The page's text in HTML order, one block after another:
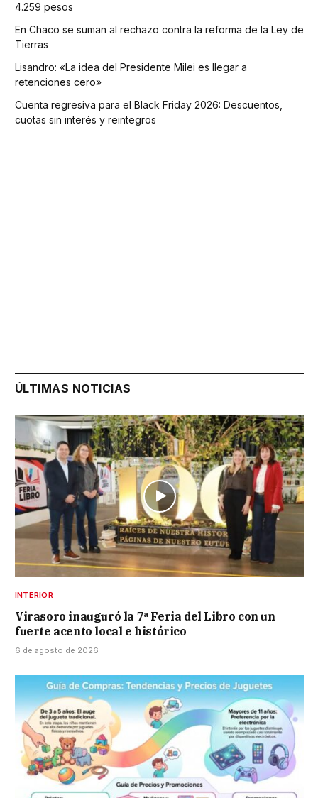
4.259 pesos
En Chaco se suman al rechazo contra la reforma de la Ley de
Tierras
Lisandro: «La idea del Presidente Milei es llegar a
retenciones cero»
Cuenta regresiva para el Black Friday 2026: Descuentos,
cuotas sin interés y reintegros
ÚLTIMAS NOTICIAS
INTERIOR
Virasoro inauguró la 7ª Feria del Libro con un
fuerte acento local e histórico
6 de agosto de 2026